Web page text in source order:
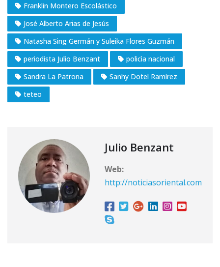
Franklin Montero Escolástico
José Alberto Arias de Jesús
Natasha Sing Germán y Suleika Flores Guzmán
periodista Julio Benzant
policìa nacional
Sandra La Patrona
Sanhy Dotel Ramírez
teteo
Julio Benzant
Web:
http://noticiasoriental.com